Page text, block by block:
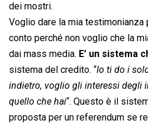
dei mostri.
Voglio dare la mia testimonianza
conto perché non voglio che la
dai mass media. E’ un sistema
sistema del credito. “Io ti do i
indietro, voglio gli interessi degli
quello che hai“. Questo è il
proposta per un referendum se